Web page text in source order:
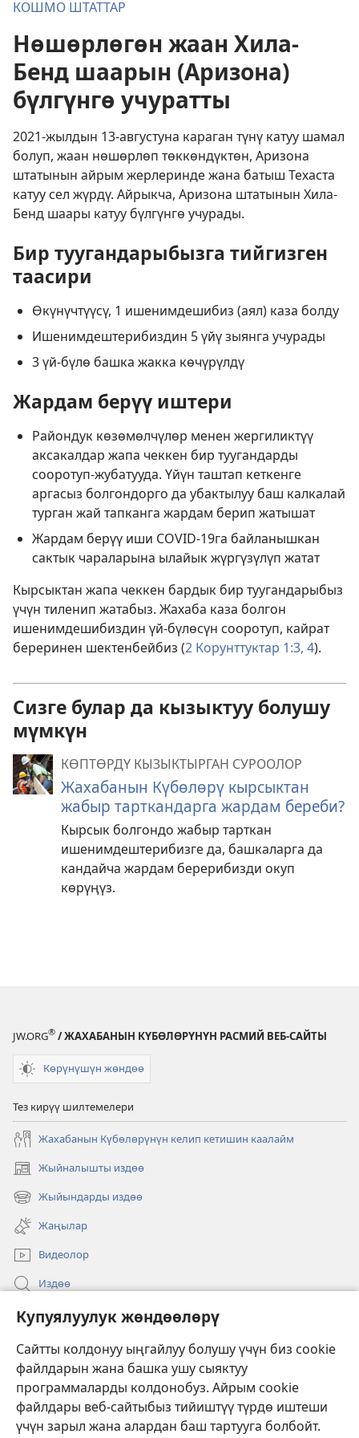
Купуялуулук жөндөөлөрү
Сайтты колдонуу ыңгайлуу болушу үчүн биз cookie
файлдарын жана башка ушу сыяктуу
программаларды колдонобуз. Айрым cookie
файлдары веб-сайтыбыз тийиштүү түрдө иштеши
үчүн зарыл жана алардан баш тартууга болбойт.
КОШМО ШТАТТАР
Нөшөрлөгөн жаан Хила-
Бенд шаарын (Аризона)
бүлгүнгө учуратты
2021-жылдын 13-августуна караган түнү катуу шамал
болуп, жаан нөшөрлөп төккөндүктөн, Аризона
штатынын айрым жерлеринде жана батыш Техаста
катуу сел жүрдү. Айрыкча, Аризона штатынын Хила-
Бенд шаары катуу бүлгүнгө учурады.
Бир туугандарыбызга тийгизген
таасири
Өкүнүчтүүсү, 1 ишенимдешибиз (аял) каза болду
Ишенимдештерибиздин 5 үйү зыянга учурады
3 үй-бүлө башка жакка көчүрүлдү
Жардам берүү иштери
Райондук көзөмөлчүлөр менен жергиликтүү
аксакалдар жапа чеккен бир туугандарды
сооротуп-жубатууда. Үйүн таштап кеткенге
аргасыз болгондорго да убактылуу баш калкалай
турган жай тапканга жардам берип жатышат
Жардам берүү иши COVID-19га байланышкан
сактык чараларына ылайык жүргүзүлүп жатат
Кырсыктан жапа чеккен бардык бир туугандарыбыз
үчүн тиленип жатабыз. Жахаба каза болгон
ишенимдешибиздин үй-бүлөсүн сооротуп, кайрат
береринен шектенбейбиз (2 Корунттуктар 1:3, 4).
Сизге булар да кызыктуу болушу
мүмкүн
КӨПТӨРДҮ КЫЗЫКТЫРГАН СУРООЛОР
Жахабанын Күбөлөрү кырсыктан
жабыр тарткандарга жардам береби?
Кырсык болгондо жабыр тарткан
ишенимдештерибизге да, башкаларга да
кандайча жардам берерибизди окуп
көрүңүз.
JW.ORG® / ЖАХАБАНЫН КҮБӨЛӨРҮНҮН РАСМИЙ ВЕБ-САЙТЫ
Көрүнүшүн жөндөө
Тез кирүү шилтемелери
Жахабанын Күбөлөрүнүн келип кетишин каалайм
Жыйналышты издөө
(жаңы
терезе
ачат)
Жыйындарды издөө
(жаңы
терезе
ачат)
Жаңылар
Видеолор
Издөө
Бийлик өкүлдөрү үчүн маалымат
Тартуулар
(жаңы
терезе
ачат)
ОНЛАЙН КИТЕПКАНА
(жаңы